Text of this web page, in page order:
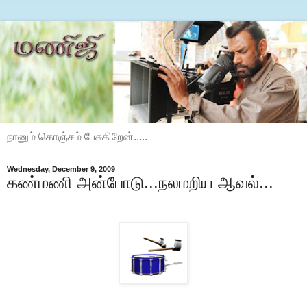
நானும் கொஞ்சம் பேசுகிறேன்.....
Wednesday, December 9, 2009
கண்மணி அன்போடு...நலமறிய ஆவல்...